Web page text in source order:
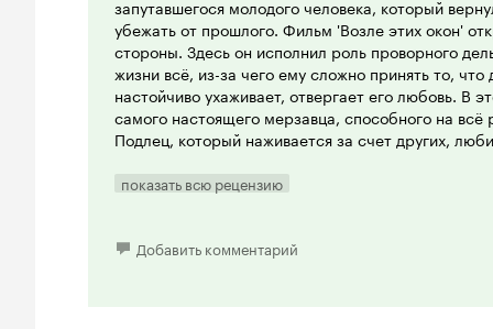
запутавшегося молодого человека, который
убежать от прошлого. Фильм 'Возле этих окон'
стороны. Здесь он исполнил роль проворного
жизни всё, из-за чего ему сложно принять то,
настойчиво ухаживает, отвергает его любовь. В
самого настоящего мерзавца, способного на всё
Подлец, который наживается за счет других,
Такая способность актера к перевоплощению
Сам фильм оказался довольно интересным, хотя
показать всю рецензию
Добавить комментарий